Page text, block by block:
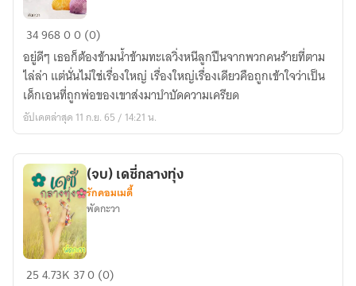
(จบ)
รัก
คุณ
หมุน
รอบ
ใคร
3496800 (0)
อยู่ดีๆ เธอก็ต้องข้ามน้ำข้ามทะเลวิ่งหนีลูกปืนจากพวกคนร้ายที่ตาม
ไล่ล่า แต่นั่นไม่ใช่เรื่องใหญ่ เรื่องใหญ่เรื่องเดียวคือถูกเข้าใจว่าเป็น
เด็กเอนที่ถูกพ่อของเขาส่งมาบำบัดความเครียด
อัปเดตล่าสุด 11 ก.ย. 65 / 14:21 น.
(จบ)
(จบ) เดซี่กลางทุ่ง
รักคอมเมดี้
พัดกะวา
254.73K 370 (0)